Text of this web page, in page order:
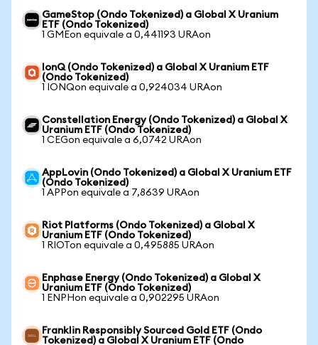
GameStop (Ondo Tokenized) a Global X Uranium
ETF (Ondo Tokenized)
1 GMEon equivale a 0,441193 URAon
IonQ (Ondo Tokenized) a Global X Uranium ETF
(Ondo Tokenized)
1 IONQon equivale a 0,924034 URAon
Constellation Energy (Ondo Tokenized) a Global X
Uranium ETF (Ondo Tokenized)
1 CEGon equivale a 6,0742 URAon
AppLovin (Ondo Tokenized) a Global X Uranium ETF
(Ondo Tokenized)
1 APPon equivale a 7,8639 URAon
Riot Platforms (Ondo Tokenized) a Global X
Uranium ETF (Ondo Tokenized)
1 RIOTon equivale a 0,495885 URAon
Enphase Energy (Ondo Tokenized) a Global X
Uranium ETF (Ondo Tokenized)
1 ENPHon equivale a 0,902295 URAon
Franklin Responsibly Sourced Gold ETF (Ondo
Tokenized) a Global X Uranium ETF (Ondo